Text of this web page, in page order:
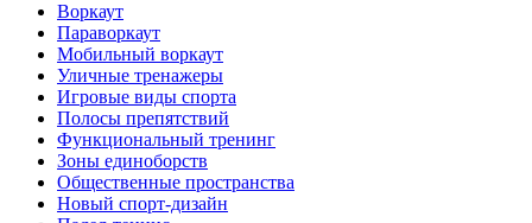
Воркаут
Параворкаут
Мобильный воркаут
Уличные тренажеры
Игровые виды спорта
Полосы препятствий
Функциональный тренинг
Зоны единоборств
Общественные пространства
Новый спорт-дизайн